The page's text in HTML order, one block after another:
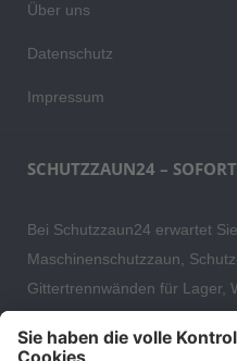
Über uns
Datenschutz
Impressum
SCHUTZZAUN24 –
Bei Schutzzaun24 erwartet
Maschinenschutzzaun,
Gittertrennwänden für Lager,
hochwertige Gartenzäune